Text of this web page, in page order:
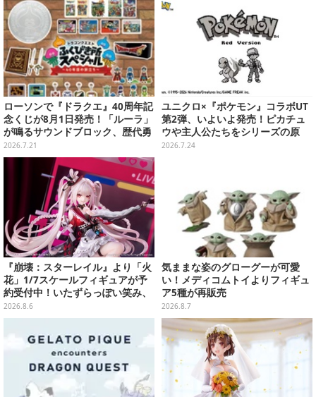
ローソンで『ドラクエ』40周年記
念くじが8月1日発売！「ルーラ」
が鳴るサウンドブロック、歴代勇
者＆スライムのフィギュアなど、
シリーズを振り返る景品盛りだく
2026.7.21
ユニクロ×『ポケモン』コラボUT
第2弾、いよいよ発売！ピカチュ
ウや主人公たちをシリーズの原
点、モノクロのゲームドットで表
2026.7.24
『崩壊：スターレイル』より「火
花」1/7スケールフィギュアが予
約受付中！いたずらっぽい笑み、
シルクハット型のステージが華や
かさを演出
2026.8.6
気ままな姿のグローグーが可愛
い！メディコムトイよりフィギュ
ア5種が再販売
2026.8.7